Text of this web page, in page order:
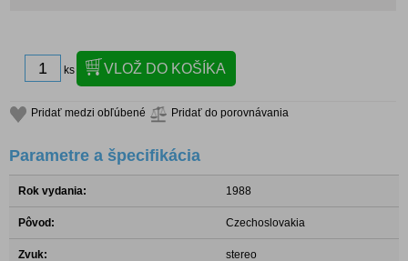
ks
Pridať medzi obľúbené Pridať do porovnávania
Parametre a špecifikácia
Rok vydania: 1988
Pôvod: Czechoslovakia
Zvuk: stereo